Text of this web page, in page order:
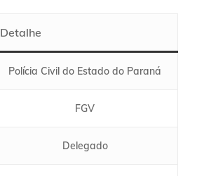
Detalhe
Polícia Civil do Estado do Paraná
FGV
Delegado